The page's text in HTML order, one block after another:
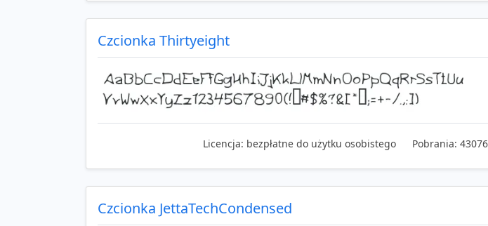
Czcionka Thirtyeight
Licencja: bezpłatne do użytku osobistego Pobrania: 43076
Czcionka JettaTechCondensed